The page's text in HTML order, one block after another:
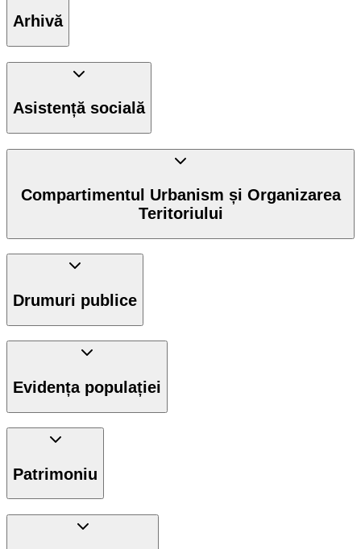
Arhivă
Asistență socială
Compartimentul Urbanism și Organizarea
Teritoriului
Drumuri publice
Evidența populației
Patrimoniu